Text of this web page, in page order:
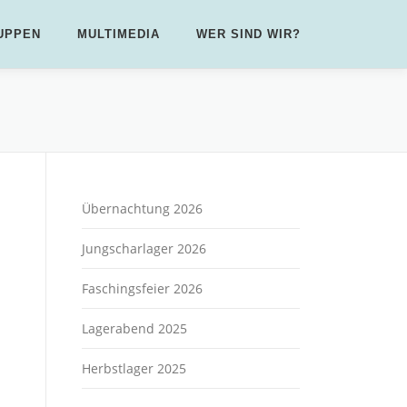
MULTIMEDIA WER SIND WIR?
Übernachtung 2026
Jungscharlager 2026
Faschingsfeier 2026
Lagerabend 2025
Herbstlager 2025